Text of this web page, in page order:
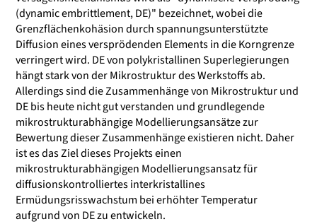
(dynamic embrittlement, DE)" bezeichnet, wobei die
Grenzflächenkohäsion durch spannungsunterstützte
Diffusion eines versprödenden Elements in die Korngrenze
verringert wird. DE von polykristallinen Superlegierungen
hängt stark von der Mikrostruktur des Werkstoffs ab.
Allerdings sind die Zusammenhänge von Mikrostruktur und
DE bis heute nicht gut verstanden und grundlegende
mikrostrukturabhängige Modellierungsansätze zur
Bewertung dieser Zusammenhänge existieren nicht. Daher
ist es das Ziel dieses Projekts einen
mikrostrukturabhängigen Modellierungsansatz für
diffusionskontrolliertes interkristallines
Ermüdungsrisswachstum bei erhöhter Temperatur
aufgrund von DE zu entwickeln.